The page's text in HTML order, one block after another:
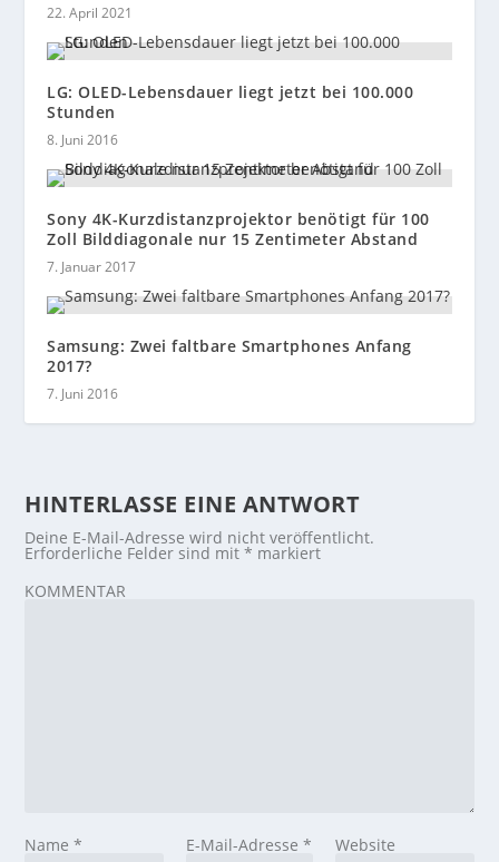
22. April 2021
LG: OLED-Lebensdauer liegt jetzt bei 100.000
Stunden
8. Juni 2016
Sony 4K-Kurzdistanzprojektor benötigt für 100
Zoll Bilddiagonale nur 15 Zentimeter Abstand
7. Januar 2017
Samsung: Zwei faltbare Smartphones Anfang
2017?
7. Juni 2016
HINTERLASSE EINE ANTWORT
Deine E-Mail-Adresse wird nicht veröffentlicht.
Erforderliche Felder sind mit* markiert
KOMMENTAR
Name* E-Mail-Adresse * Website